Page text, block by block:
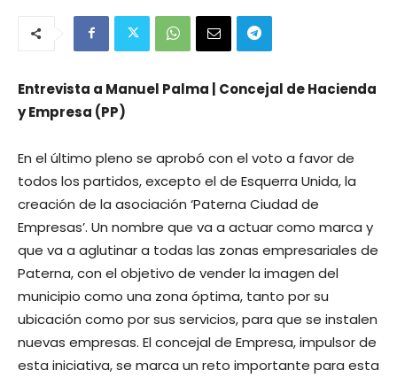
Entrevista a Manuel Palma | Concejal de Hacienda
y Empresa (PP)
En el último pleno se aprobó con el voto a favor de
todos los partidos, excepto el de Esquerra Unida, la
creación de la asociación ‘Paterna Ciudad de
Empresas’. Un nombre que va a actuar como marca y
que va a aglutinar a todas las zonas empresariales de
Paterna, con el objetivo de vender la imagen del
municipio como una zona óptima, tanto por su
ubicación como por sus servicios, para que se instalen
nuevas empresas. El concejal de Empresa, impulsor de
esta iniciativa, se marca un reto importante para esta